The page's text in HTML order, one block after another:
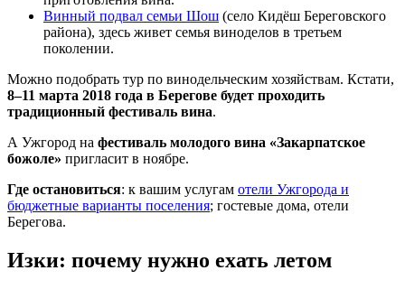
Винный подвал семьи Шош (село Кидёш Береговского
района), здесь живет семья виноделов в третьем
поколении.
Можно подобрать тур по винодельческим хозяйствам. Кстати,
8–11 марта 2018 года в Берегове будет проходить
традиционный фестиваль вина.
А Ужгород на фестиваль молодого вина «Закарпатское
божоле» пригласит в ноябре.
Где остановиться: к вашим услугам отели Ужгорода и
бюджетные варианты поселения; гостевые дома, отели
Берегова.
Изки: почему нужно ехать летом